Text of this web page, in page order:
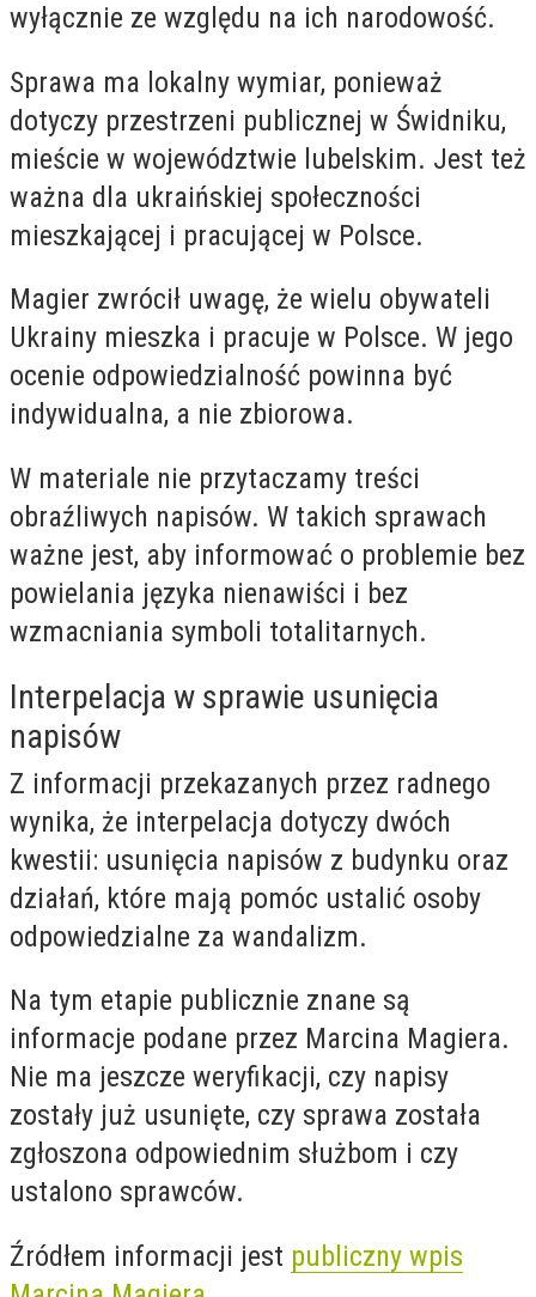
wyłącznie ze względu na ich narodowość.
Sprawa ma lokalny wymiar, ponieważ
dotyczy przestrzeni publicznej w Świdniku,
mieście w województwie lubelskim. Jest też
ważna dla ukraińskiej społeczności
mieszkającej i pracującej w Polsce.
Magier zwrócił uwagę, że wielu obywateli
Ukrainy mieszka i pracuje w Polsce. W jego
ocenie odpowiedzialność powinna być
indywidualna, a nie zbiorowa.
W materiale nie przytaczamy treści
obraźliwych napisów. W takich sprawach
ważne jest, aby informować o problemie bez
powielania języka nienawiści i bez
wzmacniania symboli totalitarnych.
Interpelacja w sprawie usunięcia
napisów
Z informacji przekazanych przez radnego
wynika, że interpelacja dotyczy dwóch
kwestii: usunięcia napisów z budynku oraz
działań, które mają pomóc ustalić osoby
odpowiedzialne za wandalizm.
Na tym etapie publicznie znane są
informacje podane przez Marcina Magiera.
Nie ma jeszcze weryfikacji, czy napisy
zostały już usunięte, czy sprawa została
zgłoszona odpowiednim służbom i czy
ustalono sprawców.
Źródłem informacji jest publiczny wpis